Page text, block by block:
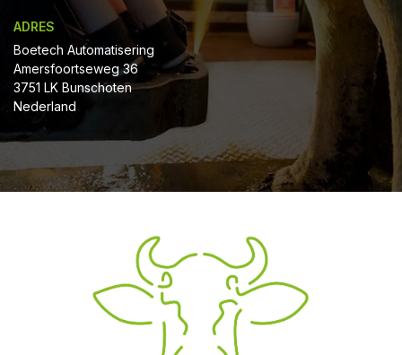
ADRES
Boetech Automatisering
Amersfoortseweg 36
3751 LK Bunschoten
Nederland